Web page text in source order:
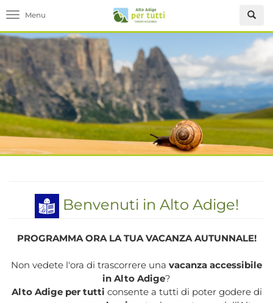
Toggle navigation
Benvenuti in Alto Adige!
PROGRAMMA ORA LA TUA VACANZA AUTUNNALE!
Non vedete l'ora di trascorrere una vacanza accessibile
in Alto Adige?
Alto Adige per tutti consente a tutti di poter godere di